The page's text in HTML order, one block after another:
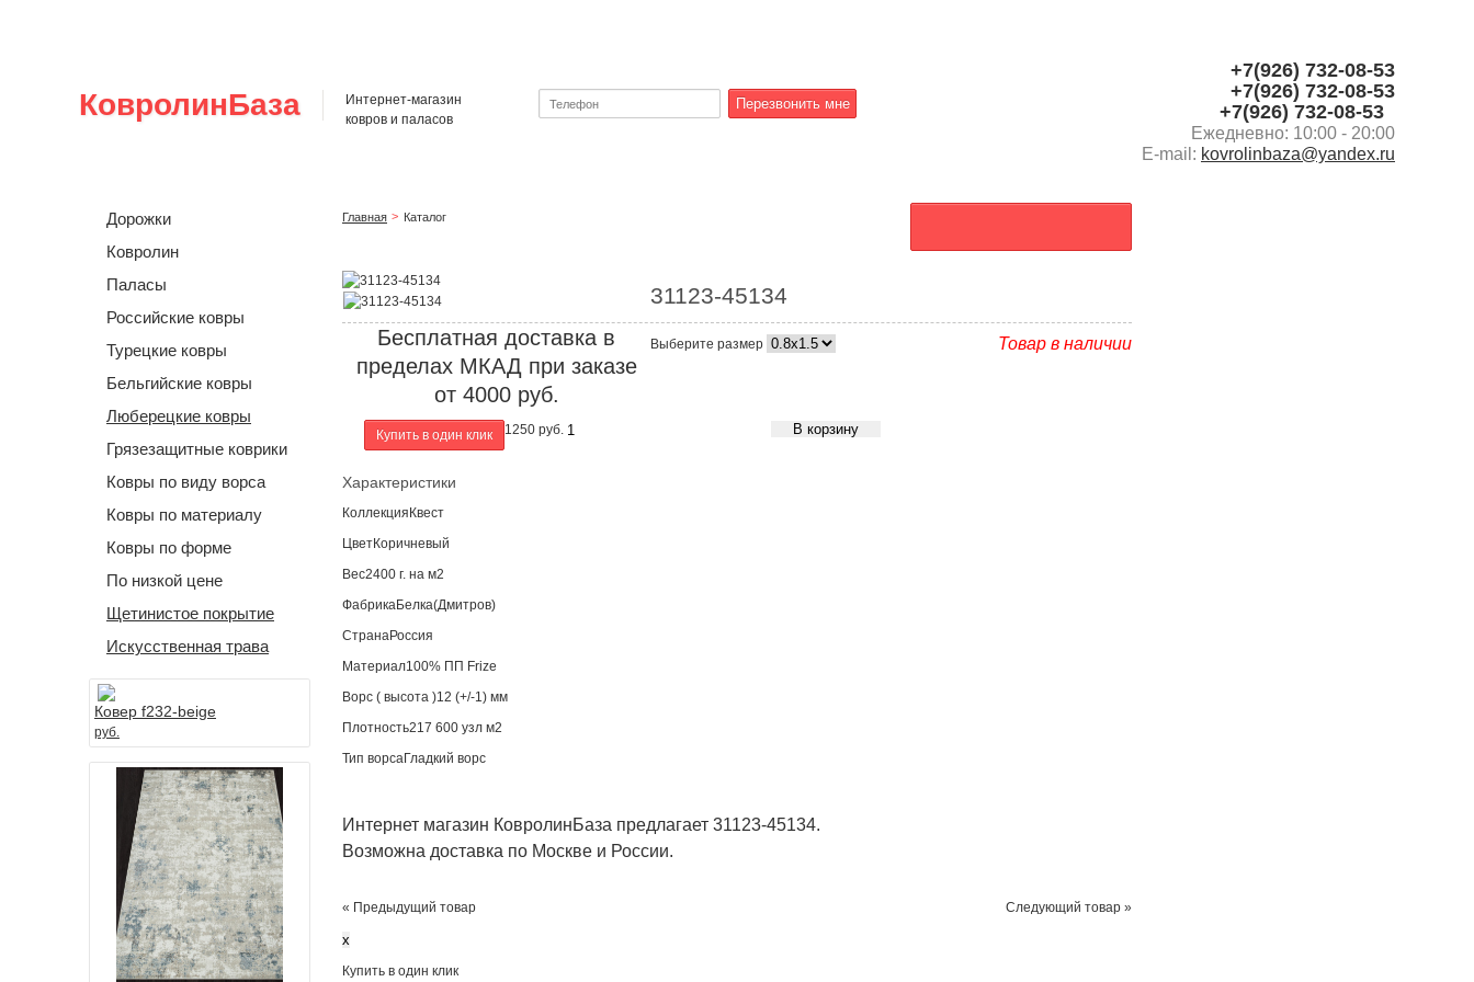
КовролинБаза
Интернет-магазин
ковров и паласов
+7(926) 732-08-53
+7(926) 732-08-53
+7(926) 732-08-53
Ежедневно: 10:00 - 20:00
E-mail: kovrolinbaza@yandex.ru
Дорожки
Ковролин
Паласы
Российские ковры
Турецкие ковры
Бельгийские ковры
Люберецкие ковры
Грязезащитные коврики
Ковры по виду ворса
Ковры по материалу
Ковры по форме
По низкой цене
Щетинистое покрытие
Искусственная трава
Ковер f232-beige
руб.
Главная Каталог
Бесплатная доставка в
пределах МКАД при заказе
от 4000 руб.
31123-45134
Товар в наличии
Выберите размер
1250 руб. В корзину
Купить в один клик
Характеристики
Коллекция Квест
ЦветКоричневый
Вес2400 г. на м2
ФабрикаБелка(Дмитров)
СтранаРоссия
Материал100% ПП Frize
Ворс ( высота )12 (+/-1) мм
Плотность217 600 узл м2
Тип ворсаГладкий ворс
Интернет магазин КовролинБаза предлагает 31123-45134.
Возможна доставка по Москве и России.
« Предыдущий товар Следующий товар »
x
Купить в один клик